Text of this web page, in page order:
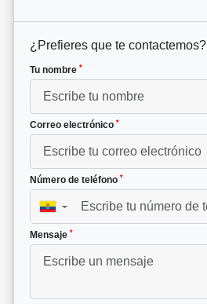
¿Prefieres que te contactemos?
Tu nombre *
Correo electrónico *
Número de teléfono *
▼
Mensaje *